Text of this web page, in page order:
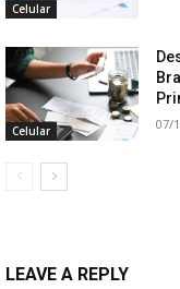
Celular
Celular 07/
LEAVE A REPLY